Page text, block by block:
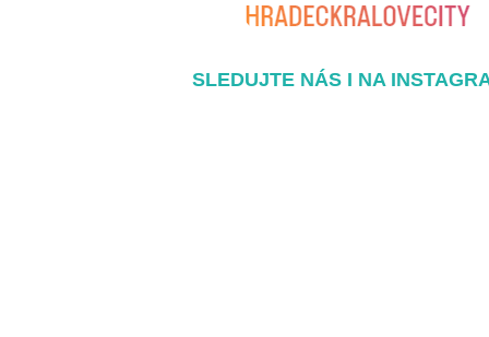
SLEDUJTE NÁS I NA